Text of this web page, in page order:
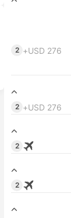
USD 276+
2
USD 276+
2
2
2